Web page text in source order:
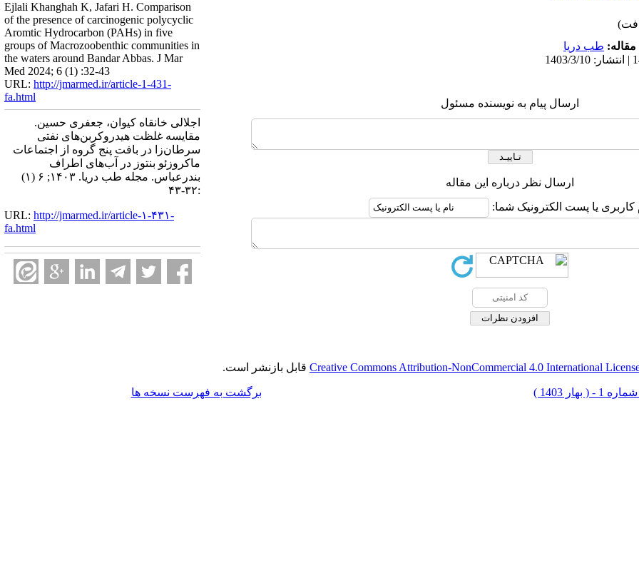
طب دریا
ارسال پیام به نویسنده مسئول
ارسال نظر درباره این مقاله
کاربری یا پست الکترونیک شما:
Ejlali Khanghah K, Jafari H. Comparison
of the presence of carcinogenic polycyclic
Aromtic Hydrocarbon (PAHs) in five
groups of Macrozoobenthic communities in
the waters around Bandar Abbas. J Mar
Med 2024; 6 (1) :32-43
URL: http://jmarmed.ir/article-1-431-
fa.html
اجلالی خانقاه کیوان، جعفری حسین.
مقایسه غلظت هیدروکربن‌های نفتی
سرطان‌زا در بافت پنج گروه از اجتماعات
ماکروزئو بنتوز در آب‌های اطراف
بندرعباس. مجله طب دریا. ۱۴۰۳; ۶ (۱)
:۳۲-۴۳
URL: http://jmarmed.ir/article-۱-۴۳۱-
fa.html
Creative Commons Attribution-NonCommercial 4.0 International قابل بازنشر است.
برگشت به فهرست نسخه ها